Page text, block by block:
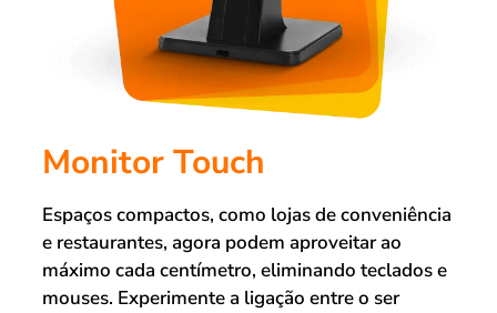
Monitor Touch
Espaços compactos, como lojas de conveniência
e restaurantes, agora podem aproveitar ao
máximo cada centímetro, eliminando teclados e
mouses. Experimente a ligação entre o ser